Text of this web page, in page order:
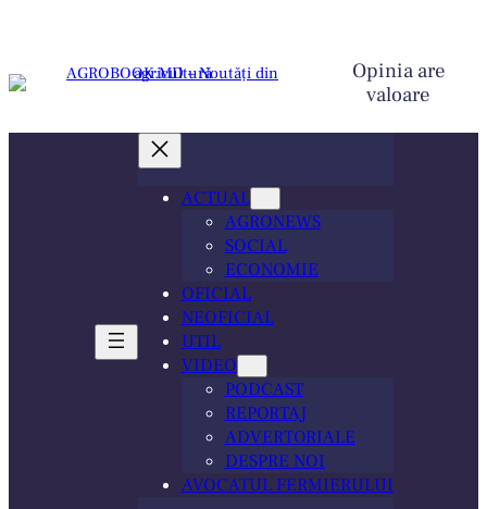
Opinia are
valoare
ACTUAL
AGRONEWS
SOCIAL
ECONOMIE
OFICIAL
NEOFICIAL
UTIL
VIDEO
PODCAST
REPORTAJ
ADVERTORIALE
DESPRE NOI
AVOCATUL FERMIERULUI